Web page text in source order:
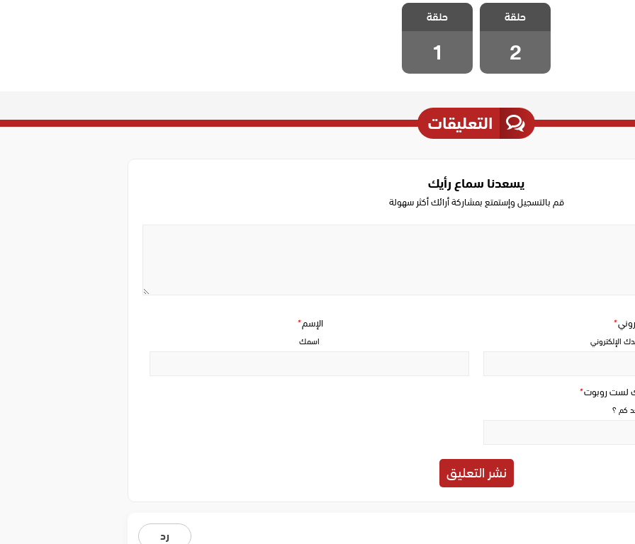
العالم لا يسعني
الحلقة 2
حلقة
2
العالم لا يسعني
الحلقة 1
حلقة
1
التعليقات
يسعدنا سماع رأيك
قم بالتسجيل وإستمتع بمشاركة أرائك أكثر سهولة
لست روبوت*
كم ؟
الإسم*
اسمك
*
الإلكتروني
رد